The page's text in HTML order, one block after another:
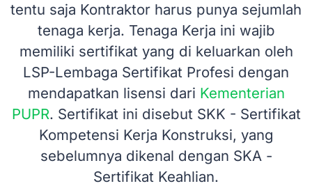
tentu saja Kontraktor harus punya sejumlah
tenaga kerja. Tenaga Kerja ini wajib
memiliki sertifikat yang di keluarkan oleh
LSP-Lembaga Sertifikat Profesi dengan
mendapatkan lisensi dari Kementerian
PUPR. Sertifikat ini disebut SKK - Sertifikat
Kompetensi Kerja Konstruksi, yang
sebelumnya dikenal dengan SKA -
Sertifikat Keahlian.